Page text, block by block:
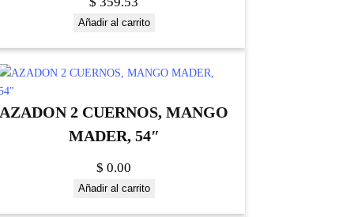
Añadir al carrito
AZADON 2 CUERNOS, MANGO
MADER, 54″
$ 0.00
Añadir al carrito